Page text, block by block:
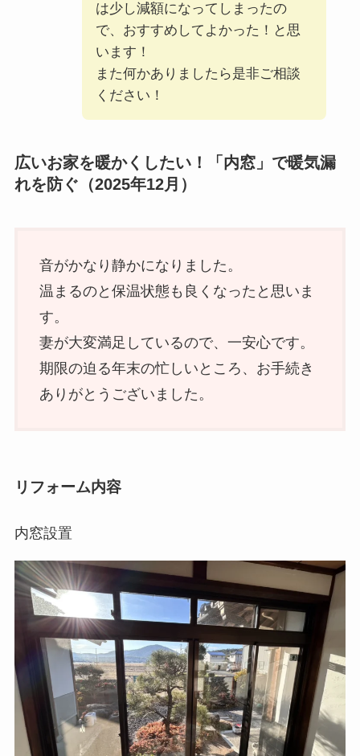
は少し減額になってしまったの
で、おすすめしてよかった！と思
います！
また何かありましたら是非ご相談
ください！
広いお家を暖かくしたい！「内窓」で暖気漏
れを防ぐ（2025年12月）
音がかなり静かになりました。
温まるのと保温状態も良くなったと思いま
す。
妻が大変満足しているので、一安心です。
期限の迫る年末の忙しいところ、お手続き
ありがとうございました。
リフォーム内容
内窓設置